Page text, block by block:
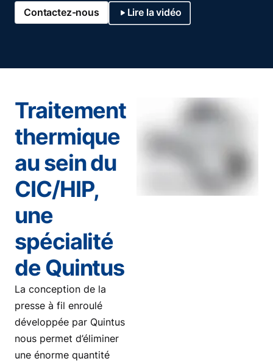
Contactez-nous Lire la vidéo
Traitement
thermique
au sein du
CIC/HIP,
une
spécialité
de Quintus
La conception de la
presse à fil enroulé
développée par Quintus
nous permet d’éliminer
une énorme quantité